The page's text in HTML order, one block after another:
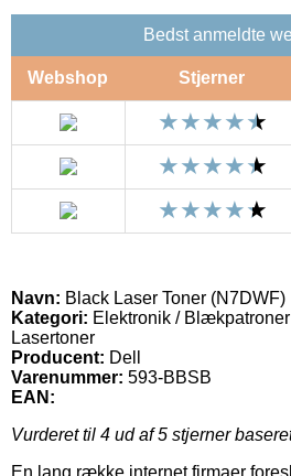
Bedst anmeldte
Webshop Stjerner
Navn: Black Laser Toner (N7DWF)
Kategori: Elektronik /
Lasertoner
Producent: Dell
Varenummer: 593-BBSB
EAN:
Vurderet til 4 ud af 5 stjerner
En lang række internet firmaer